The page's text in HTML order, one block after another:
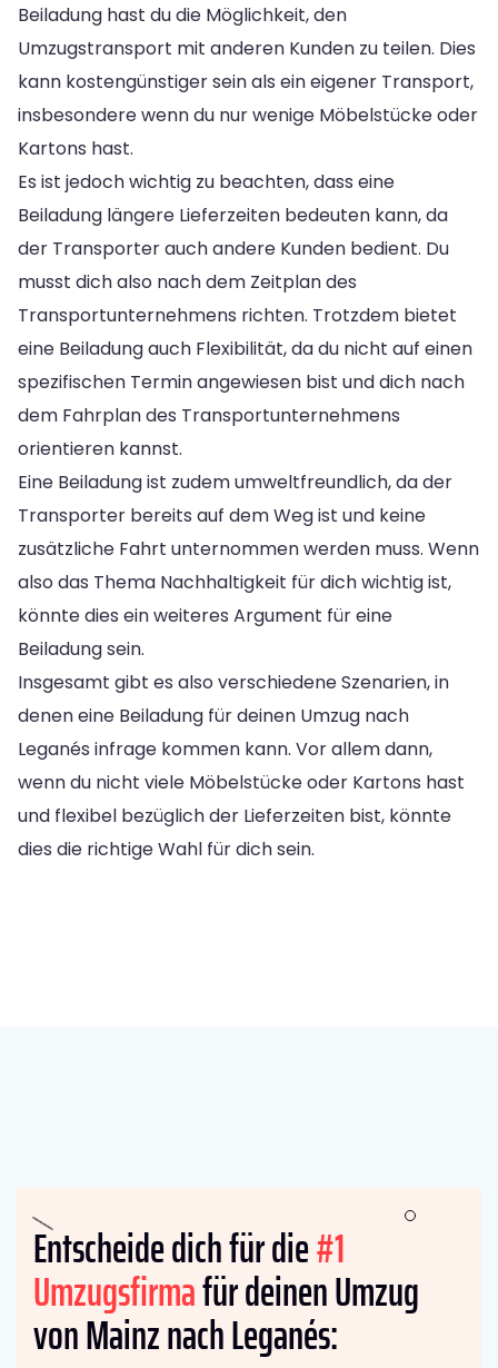
Beiladung hast du die Möglichkeit, den
Umzugstransport mit anderen Kunden zu teilen. Dies
kann kostengünstiger sein als ein eigener Transport,
insbesondere wenn du nur wenige Möbelstücke oder
Kartons hast.
Es ist jedoch wichtig zu beachten, dass eine
Beiladung längere Lieferzeiten bedeuten kann, da
der Transporter auch andere Kunden bedient. Du
musst dich also nach dem Zeitplan des
Transportunternehmens richten. Trotzdem bietet
eine Beiladung auch Flexibilität, da du nicht auf einen
spezifischen Termin angewiesen bist und dich nach
dem Fahrplan des Transportunternehmens
orientieren kannst.
Eine Beiladung ist zudem umweltfreundlich, da der
Transporter bereits auf dem Weg ist und keine
zusätzliche Fahrt unternommen werden muss. Wenn
also das Thema Nachhaltigkeit für dich wichtig ist,
könnte dies ein weiteres Argument für eine
Beiladung sein.
Insgesamt gibt es also verschiedene Szenarien, in
denen eine Beiladung für deinen Umzug nach
Leganés infrage kommen kann. Vor allem dann,
wenn du nicht viele Möbelstücke oder Kartons hast
und flexibel bezüglich der Lieferzeiten bist, könnte
dies die richtige Wahl für dich sein.
Entscheide dich für die#1
Umzugsfirmafür deinen Umzug
von Mainz nach Leganés: